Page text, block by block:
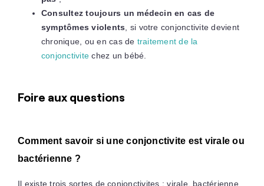
Consultez toujours un médecin en cas de
symptômes violents , si votre conjonctivite devient
chronique, ou en cas de traitement de la
conjonctivite chez un bébé.
Foire aux questions
Comment savoir si une conjonctivite est virale ou
bactérienne ?
Il existe trois sortes de conjonctivites : virale, bactérienne